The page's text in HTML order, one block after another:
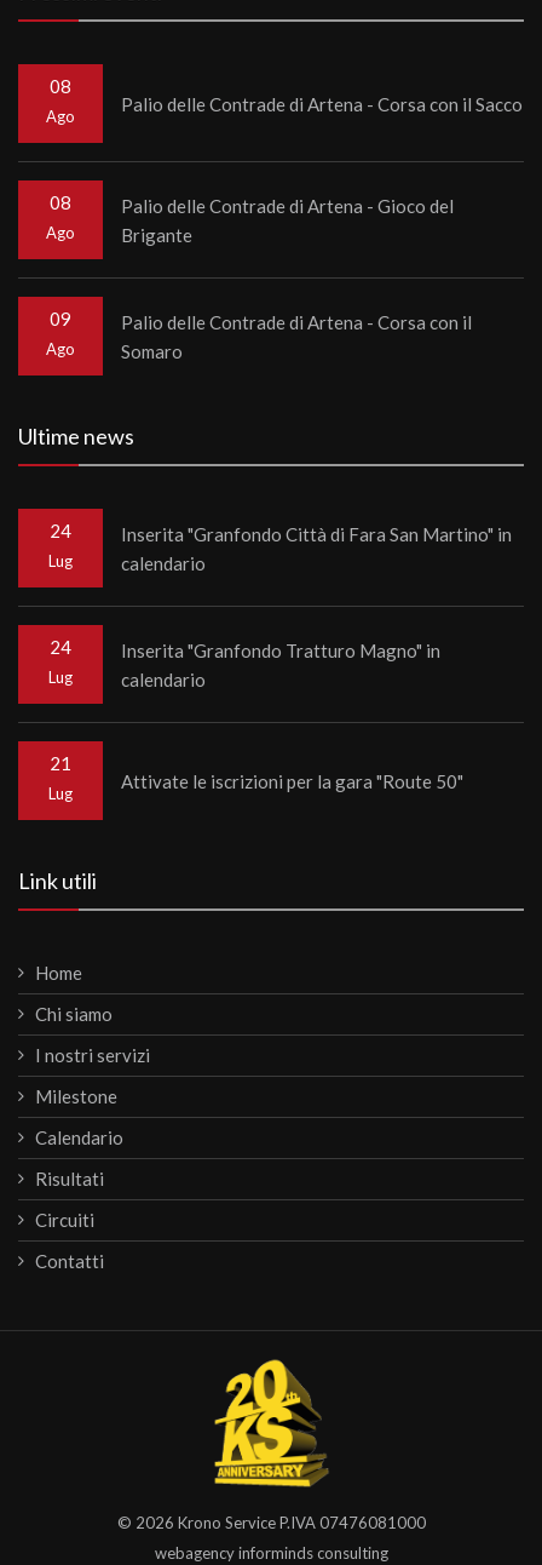
08
Ago
Palio delle Contrade di Artena - Corsa con il Sacco
08
Ago
Palio delle Contrade di Artena - Gioco del
Brigante
09
Ago
Palio delle Contrade di Artena - Corsa con il
Somaro
Ultime news
24
Lug
Inserita "Granfondo Città di Fara San Martino" in
calendario
24
Lug
Inserita "Granfondo Tratturo Magno" in
calendario
21
Lug
Attivate le iscrizioni per la gara "Route 50"
Link utili
Home
Chi siamo
I nostri servizi
Milestone
Calendario
Risultati
Circuiti
Contatti
© 2026 Krono ServiceP.IVA 07476081000
webagency informinds consulting